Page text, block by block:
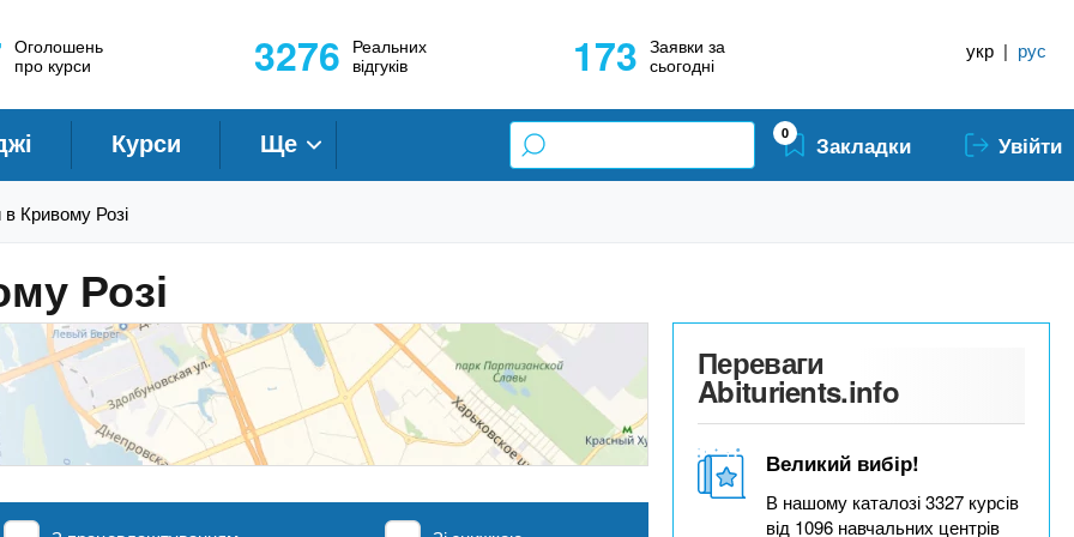
Оголошень
про курси
3276 Реальних
відгуків
173 Заявки за
сьогодні
укр | рус
Курси Ще 0 Закладки Увійти
в Кривому Розі
Розі
Переваги
Abiturients.info
Великий вибір!
В нашому каталозі 3327 курсів
від 1096 навчальних центрів